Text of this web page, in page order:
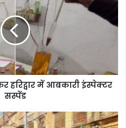
हरिद्वार में आबकारी इंस्पेक्टर
सस्पेंड